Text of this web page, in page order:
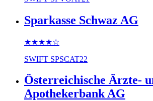
Sparkasse Schwaz AG
★★★★☆
SWIFT SPSCAT22
Österreichische Ärzte-
Apothekerbank AG